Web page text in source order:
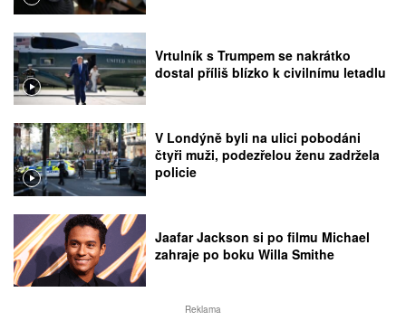
Vrtulník s Trumpem se nakrátko
dostal příliš blízko k civilnímu letadlu
V Londýně byli na ulici pobodáni
čtyři muži, podezřelou ženu zadržela
policie
Jaafar Jackson si po filmu Michael
zahraje po boku Willa Smithe
Reklama